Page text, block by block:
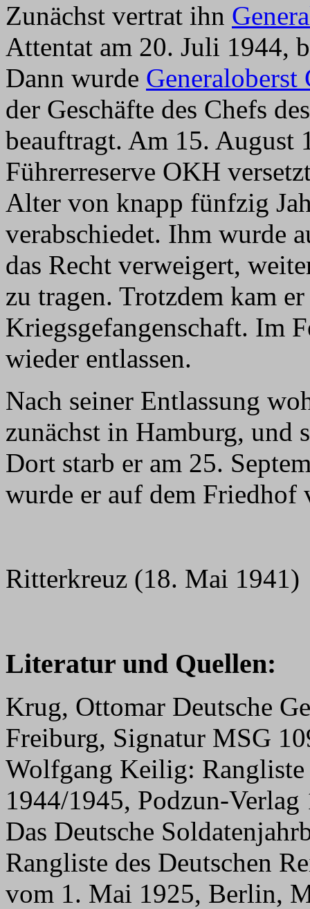
Zunächst vertrat ihn
Attentat am 20. Juli 1944,
Dann wurde Generaloberst
der Geschäfte des Chefs
beauftragt. Am 15. August
Führerreserve OKH
Alter von knapp fünfzig
verabschiedet. Ihm wurde
das Recht verweigert,
zu tragen. Trotzdem kam
Kriegsgefangenschaft. Im
wieder entlassen.
Nach seiner Entlassung
zunächst in Hamburg, und
Dort starb er am 25.
wurde er auf dem Friedhof
Ritterkreuz (18. Mai 1941)
Literatur und Quellen:
Krug, Ottomar Deutsche
Freiburg, Signatur MSG
Wolfgang Keilig: Rangliste
1944/1945, Podzun-Verlag
Das Deutsche
Rangliste des Deutschen
vom 1. Mai 1925, Berlin,